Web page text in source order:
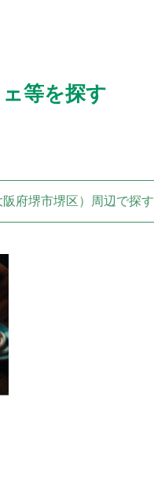
等を探す
府堺市堺区）周辺で探す